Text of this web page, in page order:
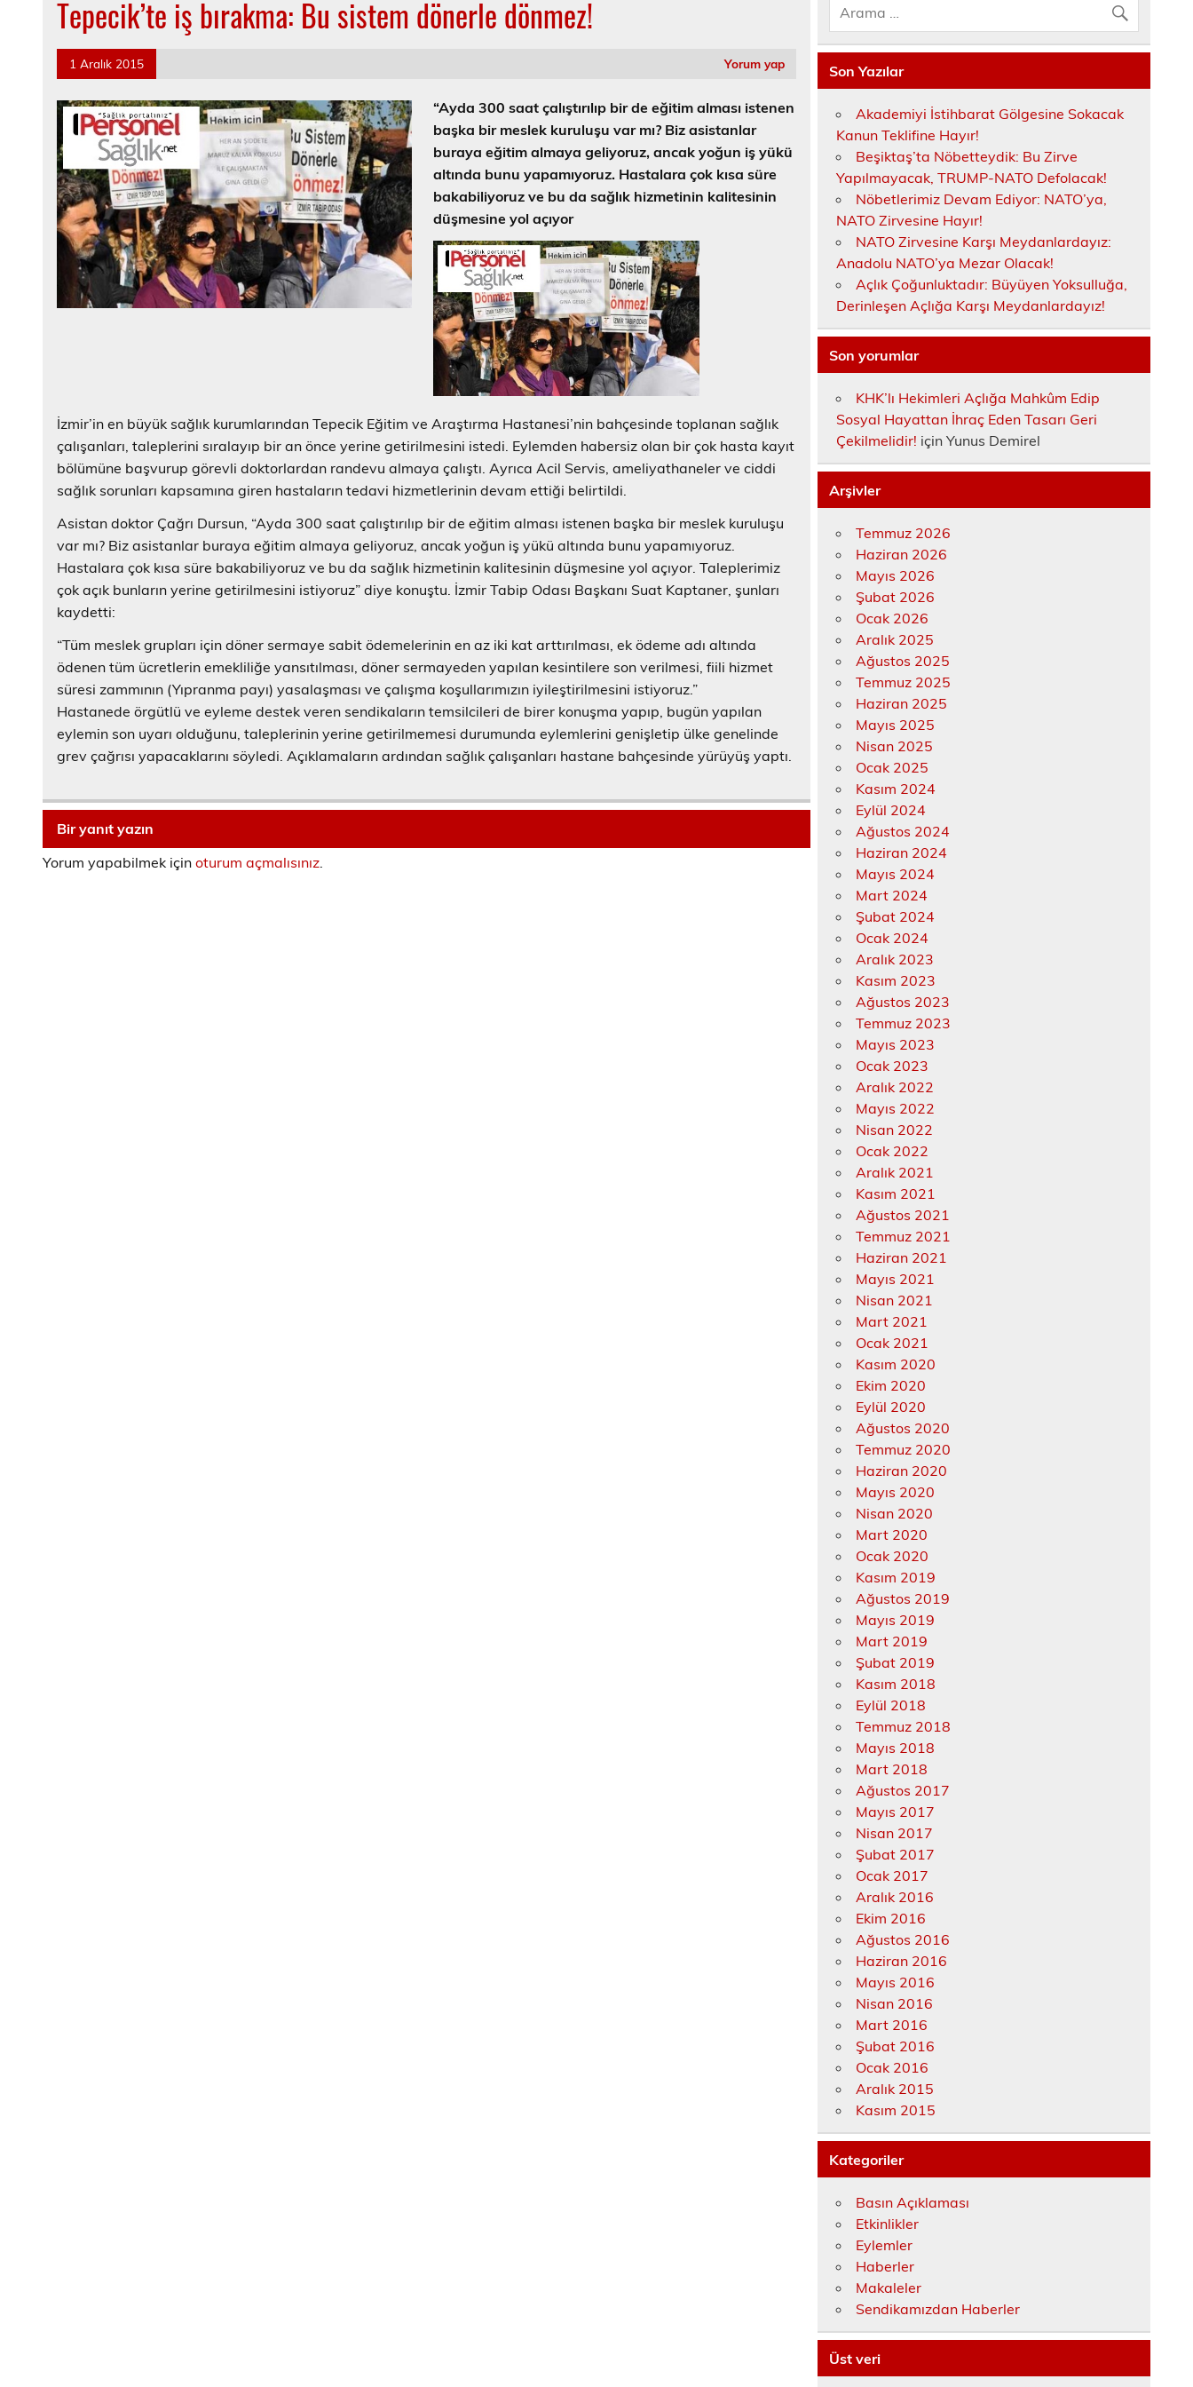
Tepecik’te iş bırakma: Bu sistem dönerle dönmez!
1 Aralık 2015 Yorum yap
“Ayda 300 saat çalıştırılıp bir de eğitim alması istenen
başka bir meslek kuruluşu var mı? Biz asistanlar
buraya eğitim almaya geliyoruz, ancak yoğun iş yükü
altında bunu yapamıyoruz. Hastalara çok kısa süre
bakabiliyoruz ve bu da sağlık hizmetinin kalitesinin
düşmesine yol açıyor
İzmir’in en büyük sağlık kurumlarından Tepecik Eğitim ve Araştırma Hastanesi’nin bahçesinde toplanan sağlık
çalışanları, taleplerini sıralayıp bir an önce yerine getirilmesini istedi. Eylemden habersiz olan bir çok hasta kayıt
bölümüne başvurup görevli doktorlardan randevu almaya çalıştı. Ayrıca Acil Servis, ameliyathaneler ve ciddi
sağlık sorunları kapsamına giren hastaların tedavi hizmetlerinin devam ettiği belirtildi.
Asistan doktor Çağrı Dursun, “Ayda 300 saat çalıştırılıp bir de eğitim alması istenen başka bir meslek kuruluşu
var mı? Biz asistanlar buraya eğitim almaya geliyoruz, ancak yoğun iş yükü altında bunu yapamıyoruz.
Hastalara çok kısa süre bakabiliyoruz ve bu da sağlık hizmetinin kalitesinin düşmesine yol açıyor. Taleplerimiz
çok açık bunların yerine getirilmesini istiyoruz” diye konuştu. İzmir Tabip Odası Başkanı Suat Kaptaner, şunları
kaydetti:
“Tüm meslek grupları için döner sermaye sabit ödemelerinin en az iki kat arttırılması, ek ödeme adı altında
ödenen tüm ücretlerin emekliliğe yansıtılması, döner sermayeden yapılan kesintilere son verilmesi, fiili hizmet
süresi zammının (Yıpranma payı) yasalaşması ve çalışma koşullarımızın iyileştirilmesini istiyoruz.”
Hastanede örgütlü ve eyleme destek veren sendikaların temsilcileri de birer konuşma yapıp, bugün yapılan
eylemin son uyarı olduğunu, taleplerinin yerine getirilmemesi durumunda eylemlerini genişletip ülke genelinde
grev çağrısı yapacaklarını söyledi. Açıklamaların ardından sağlık çalışanları hastane bahçesinde yürüyüş yaptı.
Bir yanıt yazın
Yorum yapabilmek içinoturum açmalısınız.
Son Yazılar
Akademiyi İstihbarat Gölgesine Sokacak
Kanun Teklifine Hayır!
Beşiktaş’ta Nöbetteydik: Bu Zirve
Yapılmayacak, TRUMP-NATO Defolacak!
Nöbetlerimiz Devam Ediyor: NATO’ya,
NATO Zirvesine Hayır!
NATO Zirvesine Karşı Meydanlardayız:
Anadolu NATO’ya Mezar Olacak!
Açlık Çoğunluktadır: Büyüyen Yoksulluğa,
Derinleşen Açlığa Karşı Meydanlardayız!
Son yorumlar
KHK’lı Hekimleri Açlığa Mahkûm Edip
Sosyal Hayattan İhraç Eden Tasarı Geri
Çekilmelidir! içinYunus Demirel
Arşivler
Temmuz 2026
Haziran 2026
Mayıs 2026
Şubat 2026
Ocak 2026
Aralık 2025
Ağustos 2025
Temmuz 2025
Haziran 2025
Mayıs 2025
Nisan 2025
Ocak 2025
Kasım 2024
Eylül 2024
Ağustos 2024
Haziran 2024
Mayıs 2024
Mart 2024
Şubat 2024
Ocak 2024
Aralık 2023
Kasım 2023
Ağustos 2023
Temmuz 2023
Mayıs 2023
Ocak 2023
Aralık 2022
Mayıs 2022
Nisan 2022
Ocak 2022
Aralık 2021
Kasım 2021
Ağustos 2021
Temmuz 2021
Haziran 2021
Mayıs 2021
Nisan 2021
Mart 2021
Ocak 2021
Kasım 2020
Ekim 2020
Eylül 2020
Ağustos 2020
Temmuz 2020
Haziran 2020
Mayıs 2020
Nisan 2020
Mart 2020
Ocak 2020
Kasım 2019
Ağustos 2019
Mayıs 2019
Mart 2019
Şubat 2019
Kasım 2018
Eylül 2018
Temmuz 2018
Mayıs 2018
Mart 2018
Ağustos 2017
Mayıs 2017
Nisan 2017
Şubat 2017
Ocak 2017
Aralık 2016
Ekim 2016
Ağustos 2016
Haziran 2016
Mayıs 2016
Nisan 2016
Mart 2016
Şubat 2016
Ocak 2016
Aralık 2015
Kasım 2015
Kategoriler
Basın Açıklaması
Etkinlikler
Eylemler
Haberler
Makaleler
Sendikamızdan Haberler
Üst veri